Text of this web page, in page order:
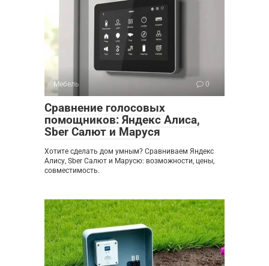
Мебель 0
Сравнение голосовых
помощников: Яндекс Алиса,
Sber Салют и Маруся
Хотите сделать дом умным? Сравниваем Яндекс
Алису, Sber Салют и Марусю: возможности, цены,
совместимость.